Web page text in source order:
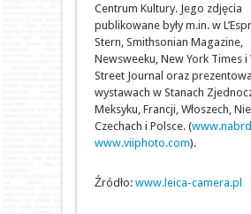
Centrum Kultury. Jego zdjęcia
publikowane były m.in. w
Stern, Smithsonian Magazine,
Newsweeku, New York Times i
Street Journal oraz
wystawach w Stanach
Meksyku, Francji, Włoszech,
Czechach i Polsce. (
www.viiphoto.com).
Źródło: www.leica-camera.pl